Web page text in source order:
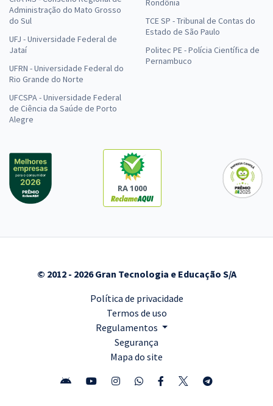
Administração do Mato Grosso
do Sul
UFJ - Universidade Federal de
Jataí
UFRN - Universidade Federal do
Rio Grande do Norte
UFCSPA - Universidade Federal
de Ciência da Saúde de Porto
Alegre
Rondônia
TCE SP - Tribunal de Contas do
Estado de São Paulo
Politec PE - Polícia Científica de
Pernambuco
RA 1000
© 2012 - 2026 Gran Tecnologia e Educação S/A
Política de privacidade
Termos de uso
Regulamentos
Segurança
Mapa do site